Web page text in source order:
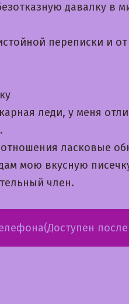
давалку в
переписки и
леди, у меня
ласковые
мою вкусную
член.